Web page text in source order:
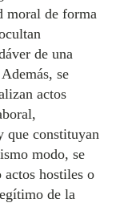
moral de forma
de una
se
actos
que constituyan
modo, se
actos hostiles o
de la